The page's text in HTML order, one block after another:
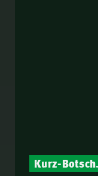
Kurz-